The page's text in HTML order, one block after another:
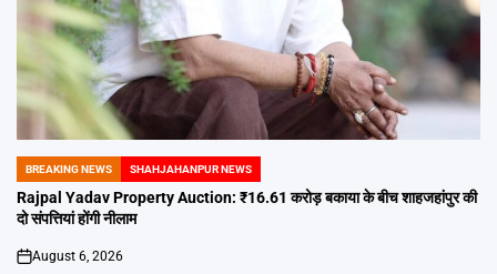
POSTED
IN
BREAKING NEWS SHAHJAHANPUR NEWS
Rajpal Yadav Property Auction: ₹16.61 करोड़ बकाया के बीच शाहजहांपुर की
दो संपत्तियां होंगी नीलाम
on
August 6, 2026